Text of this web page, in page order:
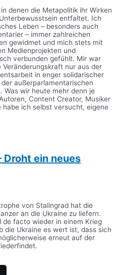
denen die Metapolitik ihr Wirken
entfaltet. Ich
Leben – besonders auch
– immer zahlreichen
gewidmet und mich stets mit
Medienprojekten und
verbunden gefühlt. Mir war
nur aus der
in enger solidarischer
außerparlamentarischen
Was wir heute mehr denn je
Content Creator, Musiker
habe ich selbst versucht, eigene
Droht ein neues
von Stalingrad hat die
an die Ukraine zu liefern.
facto wieder in einem Krieg
die Ukraine es wert ist, dass sich
erneut auf der